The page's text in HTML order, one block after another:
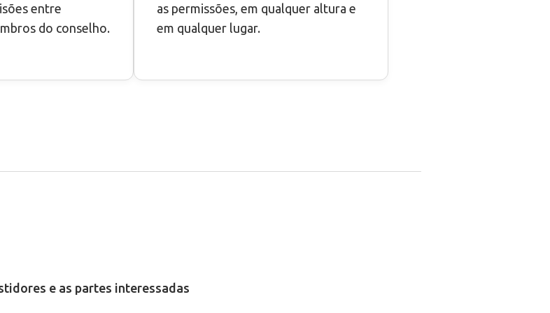
entre
do conselho.
as permissões, em qualquer altura e
em qualquer lugar.
e as partes interessadas